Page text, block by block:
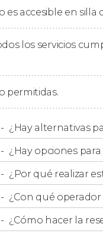
pizza y helado
hasta el
de tres horas en
es accesible en silla
los servicios
permitidas.
¿Hay alternativas
¿Hay opciones
¿Por qué realizar
¿Con qué
¿Cómo hacer la